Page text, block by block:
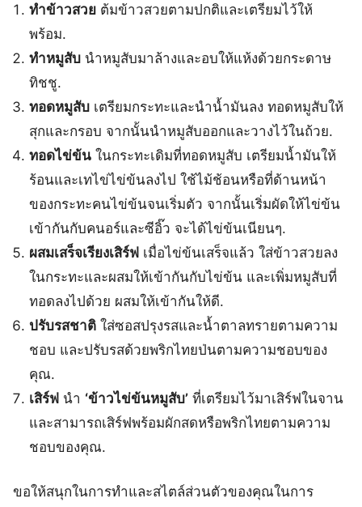
ทำข้าวสวย ต้มข้าวสวยตามปกติและเตรียมไว้ให้
พร้อม.
ทำหมูสับ นำหมูสับมาล้างและอบให้แห้งด้วยกระดาษ
ทิชชู.
ทอดหมูสับ เตรียมกระทะและนำน้ำมันลง ทอดหมูสับให้
สุกและกรอบ จากนั้นนำหมูสับออกและวางไว้ในถ้วย.
ทอดไข่ข้น ในกระทะเดิมที่ทอดหมูสับ เตรียมน้ำมันให้
ร้อนและเทไข่ไข่ข้นลงไป ใช้ไม้ช้อนหรือที่ด้านหน้า
ของกระทะคนไข่ข้นจนเริ่มตัว จากนั้นเริ่มผัดให้ไข่ข้น
เข้ากันกับคนอร์และซีอิ๊ว จะได้ไข่ข้นเนียนๆ.
ผสมเสร็จเรียงเสิร์ฟ เมื่อไข่ข้นเสร็จแล้ว ใส่ข้าวสวยลง
ในกระทะและผสมให้เข้ากันกับไข่ข้น และเพิ่มหมูสับที่
ทอดลงไปด้วย ผสมให้เข้ากันให้ดี.
ปรับรสชาติ ใส่ซอสปรุงรสและน้ำตาลทรายตามความ
ชอบ และปรับรสด้วยพริกไทยป่นตามความชอบของ
คุณ.
เสิร์ฟ นำ ‘ข้าวไข่ข้นหมูสับ’ ที่เตรียมไว้มาเสิร์ฟในจาน
และสามารถเสิร์ฟพร้อมผักสดหรือพริกไทยตามความ
ชอบของคุณ.
ขอให้สนุกในการทำและสไตล์ส่วนตัวของคุณในการ